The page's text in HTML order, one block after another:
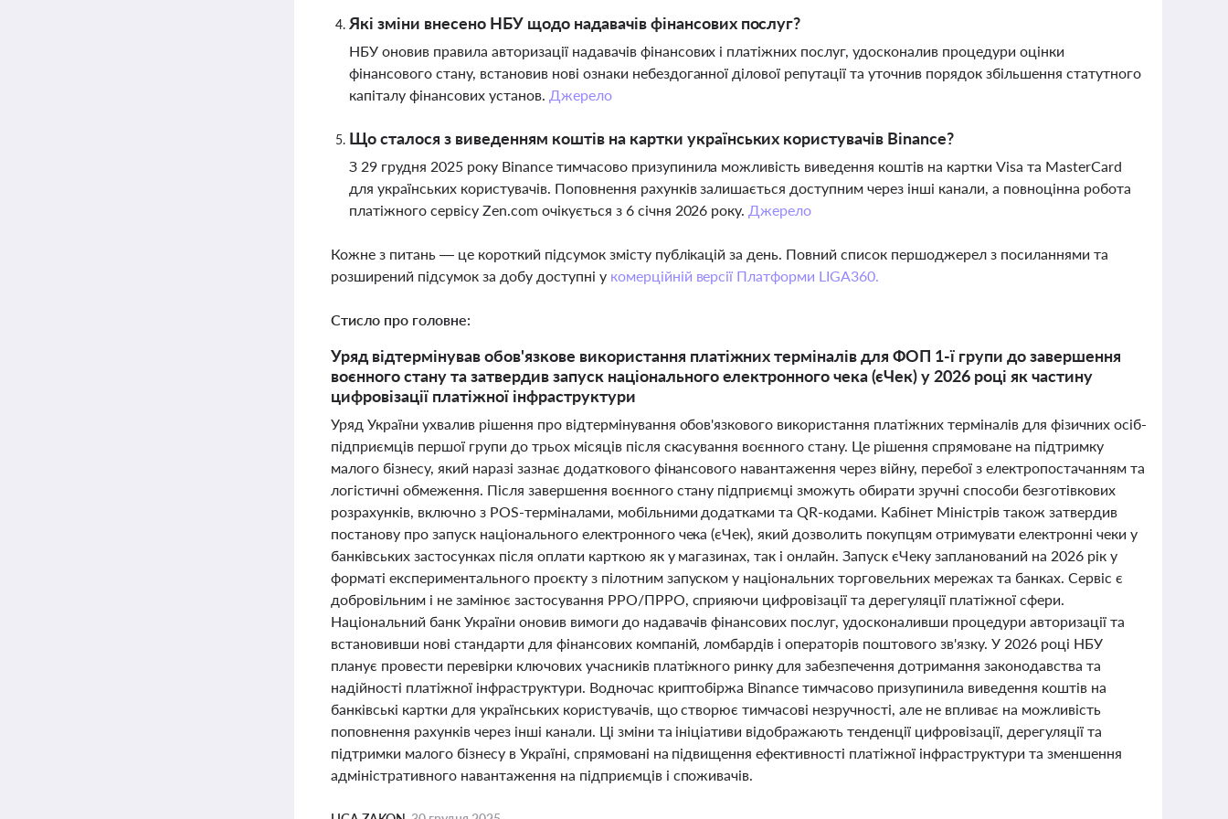
Які зміни внесено НБУ щодо надавачів фінансових послуг?
НБУ оновив правила авторизації надавачів фінансових і платіжних послуг, удосконалив процедури оцінки
фінансового стану, встановив нові ознаки небездоганної ділової репутації та уточнив порядок збільшення статутного
капіталу фінансових установ. Джерело
Що сталося з виведенням коштів на картки українських користувачів Binance?
З 29 грудня 2025 року Binance тимчасово призупинила можливість виведення коштів на картки Visa та MasterCard
для українських користувачів. Поповнення рахунків залишається доступним через інші канали, а повноцінна робота
платіжного сервісу Zen.com очікується з 6 січня 2026 року. Джерело
Кожне з питань — це короткий підсумок змісту публікацій за день. Повний список першоджерел з посиланнями та
розширений підсумок за добу доступні у комерційній версії Платформи LIGA360.
Стисло про головне:
Уряд відтермінував обов'язкове використання платіжних терміналів для ФОП 1-ї групи до завершення
воєнного стану та затвердив запуск національного електронного чека (єЧек) у 2026 році як частину
цифровізації платіжної інфраструктури
Уряд України ухвалив рішення про відтермінування обов'язкового використання платіжних терміналів для фізичних осіб-
підприємців першої групи до трьох місяців після скасування воєнного стану. Це рішення спрямоване на підтримку
малого бізнесу, який наразі зазнає додаткового фінансового навантаження через війну, перебої з електропостачанням та
логістичні обмеження. Після завершення воєнного стану підприємці зможуть обирати зручні способи безготівкових
розрахунків, включно з POS-терміналами, мобільними додатками та QR-кодами. Кабінет Міністрів також затвердив
постанову про запуск національного електронного чека (єЧек), який дозволить покупцям отримувати електронні чеки у
банківських застосунках після оплати карткою як у магазинах, так і онлайн. Запуск єЧеку запланований на 2026 рік у
форматі експериментального проєкту з пілотним запуском у національних торговельних мережах та банках. Сервіс є
добровільним і не замінює застосування РРО/ПРРО, сприяючи цифровізації та дерегуляції платіжної сфери.
Національний банк України оновив вимоги до надавачів фінансових послуг, удосконаливши процедури авторизації та
встановивши нові стандарти для фінансових компаній, ломбардів і операторів поштового зв'язку. У 2026 році НБУ
планує провести перевірки ключових учасників платіжного ринку для забезпечення дотримання законодавства та
надійності платіжної інфраструктури. Водночас криптобіржа Binance тимчасово призупинила виведення коштів на
банківські картки для українських користувачів, що створює тимчасові незручності, але не впливає на можливість
поповнення рахунків через інші канали. Ці зміни та ініціативи відображають тенденції цифровізації, дерегуляції та
підтримки малого бізнесу в Україні, спрямовані на підвищення ефективності платіжної інфраструктури та зменшення
адміністративного навантаження на підприємців і споживачів.